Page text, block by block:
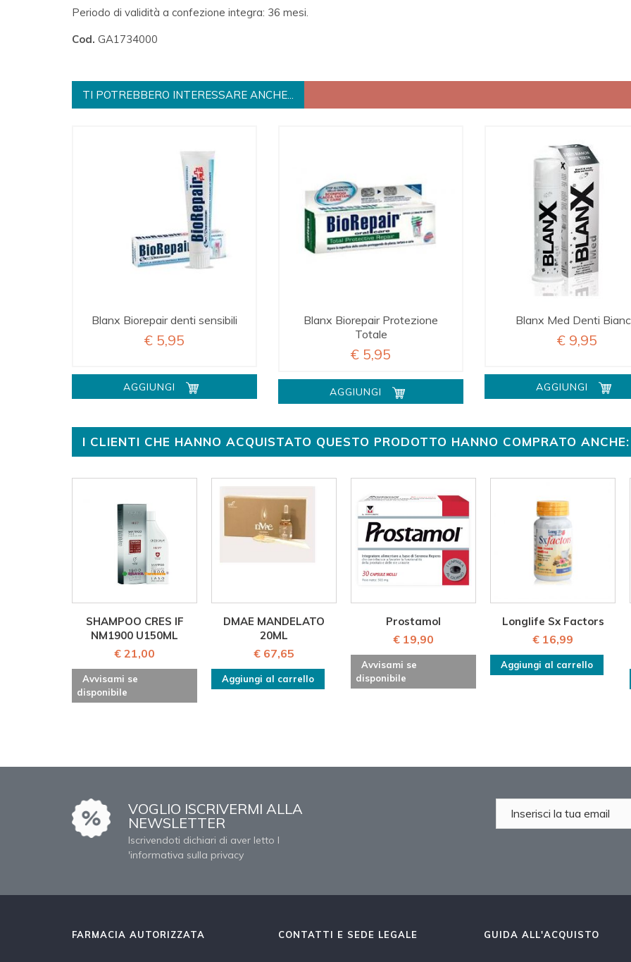
Periodo di validità a confezione integra: 36 mesi.
Cod. GA1734000
TI POTREBBERO INTERESSARE ANCHE...
Blanx Biorepair denti sensibili
€ 5,95
AGGIUNGI
Blanx Biorepair Protezione
Totale
€ 5,95
AGGIUNGI
Blanx Med Denti
€ 9,95
AGGIUNGI
I CLIENTI CHE HANNO ACQUISTATO QUESTO PRODOTTO HANNO COMPRATO ANCHE:
SHAMPOO CRES IF
NM1900 U150ML
€ 21,00
Avvisami se
disponibile
DMAE MANDELATO
20ML
€ 67,65
Aggiungi al carrello
Prostamol
€ 19,90
Avvisami se
disponibile
Longlife Sx Factors
€ 16,99
Aggiungi al carrello
VOGLIO ISCRIVERMI ALLA
NEWSLETTER
Iscrivendoti dichiari di aver letto l
'informativa sulla privacy
FARMACIA AUTORIZZATA CONTATTI E SEDE LEGALE GUIDA ALL'ACQUISTO